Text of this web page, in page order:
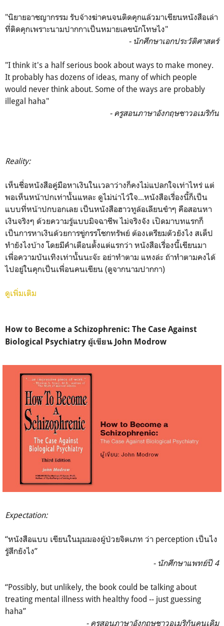
"นิยายอาชญากรรม รับจ้างฆ่าคนจนติดคุกแล้วมาเขียนหนังสือเล่า
ที่ติดคุกเพราะนามปากกาเป็นหมายเลขนักโทษไง"
- นักศึกษาเอกประวัติศาสตร์
"I think it's a half serious book about ways to make money.
It probably has dozens of ideas, many of which people
would never think about. Some of the ways are probably
illegal haha"
- ครูสอนภาษาอังกฤษชาวอเมริกัน
Reality:
เห็นชื่อหนังสือคู่มือหาเงินในเวลาว่างก็คงไม่แปลกใจเท่าไหร่ แต่
พอเห็นหน้าปกเท่านั้นแหละ ดูไม่น่าไว้ใจ...หนังสือเรื่องนี้ก็เป็น
แบบที่หน้าปกบอกเลย เป็นหนังสือฮาวทูล้อเลียนขำๆ คือสอนหา
เงินจริงๆ ด้วยความรู้แบบมิจฉาชีพ ไม่จริงจัง เปิดมาบทแรกก็
เป็นการหาเงินด้วยการขู่กรรโชกทรัพย์ ต้องเตรียมตัวยังไง สเต็ป
ทำยังไงบ้าง โดยมีคำเตือนตั้งแต่แรกว่า หนังสือเรื่องนี้เขียนมา
เพื่อความบันเทิงเท่านั้นนะจ๊ะ อย่าทำตาม แหงล่ะ ถ้าทำตามคงได้
ไปอยู่ในคุกเป็นเพื่อนคนเขียน (ดูจากนามปากกา)
ดูเพิ่มเติม
How to Become a Schizophrenic: The Case Against
Biological Psychiatry ผู้เขียน John Modrow
Expectation:
“หนังสือแบบ เขียนในมุมมองผู้ป่วยจิตเภท ว่า perception เป็นไง
รู้สึกยังไง”
- นักศึกษาแพทย์ปี 4
“Possibly, but unlikely, the book could be talking about
treating mental illness with healthy food -- just guessing
haha”
- ครูสอนภาษาอังกฤษชาวอเมริกันคนเดิม